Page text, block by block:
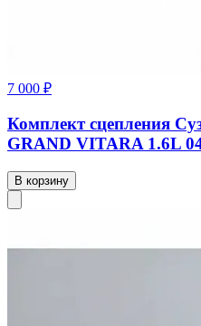
7 000 ₽
Комплект сцепления
GRAND VITARA 1.6L
В корзину